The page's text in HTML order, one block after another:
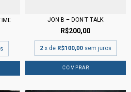
JON B – DON'T TALK
R$200,00
2 x de R$100,00 sem juros